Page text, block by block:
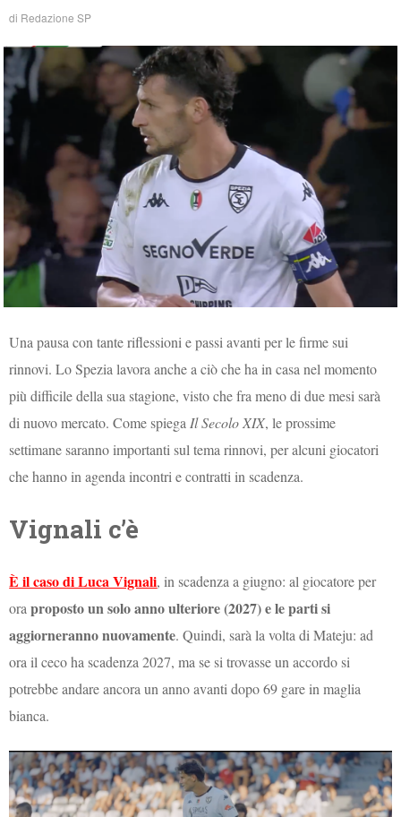
di Redazione SP
Una pausa con tante riflessioni e passi avanti per le firme sui
rinnovi. Lo Spezia lavora anche a ciò che ha in casa nel momento
più difficile della sua stagione, visto che fra meno di due mesi sarà
di nuovo mercato. Come spiega Il Secolo XIX, le prossime
settimane saranno importanti sul tema rinnovi, per alcuni giocatori
che hanno in agenda incontri e contratti in scadenza.
Vignali c’è
È il caso di Luca Vignali, in scadenza a giugno: al giocatore per
oraproposto un solo anno ulteriore (2027) e le parti si
aggiorneranno nuovamente. Quindi, sarà la volta di Mateju: ad
ora il ceco ha scadenza 2027, ma se si trovasse un accordo si
potrebbe andare ancora un anno avanti dopo 69 gare in maglia
bianca.